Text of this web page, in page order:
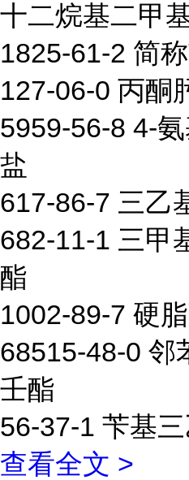
十二烷基二甲
1825-61-2 简
127-06-0 丙酮
5959-56-8 4-
盐
617-86-7 三乙
682-11-1 三甲
酯
1002-89-7 硬
68515-48-0 邻
壬酯
56-37-1 苄基
查看全文 >